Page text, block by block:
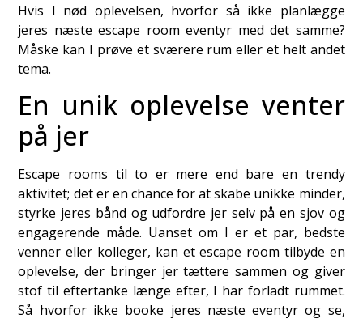
Hvis I nød oplevelsen, hvorfor så ikke planlægge
jeres næste escape room eventyr med det samme?
Måske kan I prøve et sværere rum eller et helt andet
tema.
En unik oplevelse venter
på jer
Escape rooms til to er mere end bare en trendy
aktivitet; det er en chance for at skabe unikke minder,
styrke jeres bånd og udfordre jer selv på en sjov og
engagerende måde. Uanset om I er et par, bedste
venner eller kolleger, kan et escape room tilbyde en
oplevelse, der bringer jer tættere sammen og giver
stof til eftertanke længe efter, I har forladt rummet.
Så hvorfor ikke booke jeres næste eventyr og se,